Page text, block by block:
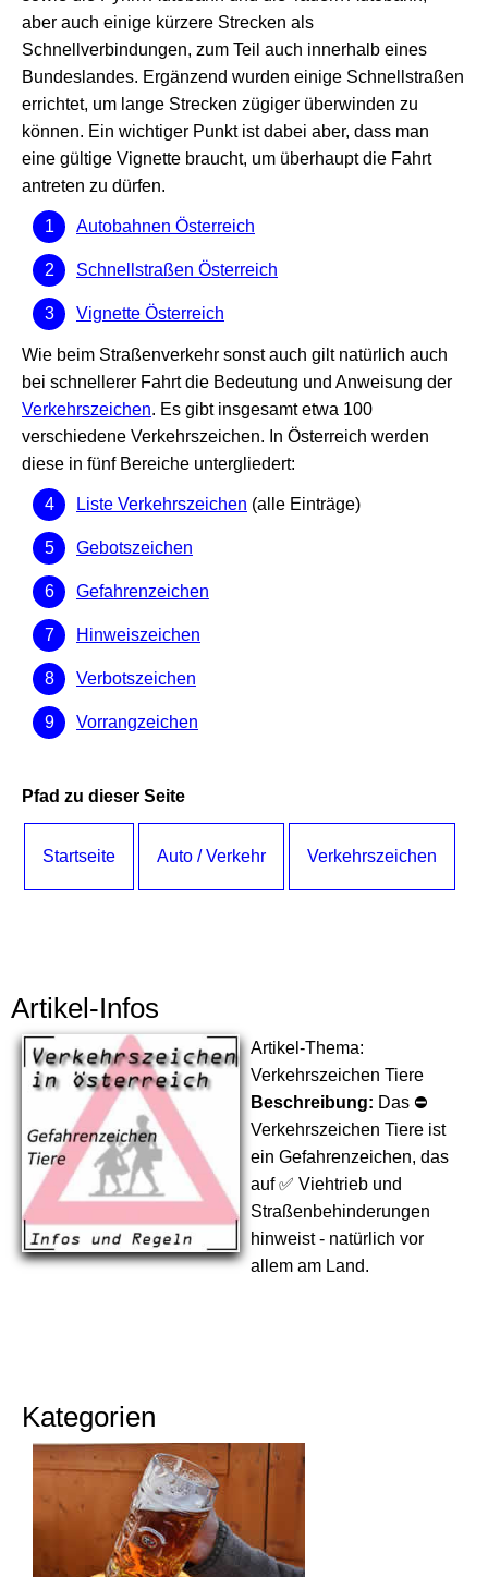
aber auch einige kürzere Strecken als
Schnellverbindungen, zum Teil auch innerhalb eines
Bundeslandes. Ergänzend wurden einige Schnellstraßen
errichtet, um lange Strecken zügiger überwinden zu
können. Ein wichtiger Punkt ist dabei aber, dass man
eine gültige Vignette braucht, um überhaupt die Fahrt
antreten zu dürfen.
Autobahnen Österreich
Schnellstraßen Österreich
Vignette Österreich
Wie beim Straßenverkehr sonst auch gilt natürlich auch
bei schnellerer Fahrt die Bedeutung und Anweisung der
Verkehrszeichen. Es gibt insgesamt etwa 100
verschiedene Verkehrszeichen. In Österreich werden
diese in fünf Bereiche untergliedert:
Liste Verkehrszeichen (alle Einträge)
Gebotszeichen
Gefahrenzeichen
Hinweiszeichen
Verbotszeichen
Vorrangzeichen
Pfad zu dieser Seite
Startseite Auto / Verkehr Verkehrszeichen
Artikel-Infos
Artikel-Thema:
Verkehrszeichen Tiere
Beschreibung: Das ⛔
Verkehrszeichen Tiere ist
ein Gefahrenzeichen, das
auf ✅ Viehtrieb und
Straßenbehinderungen
hinweist - natürlich vor
allem am Land.
Kategorien